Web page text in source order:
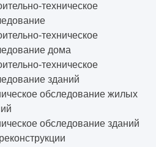
техническое
техническое
дома
техническое
зданий
обследование жилых
обследование зданий